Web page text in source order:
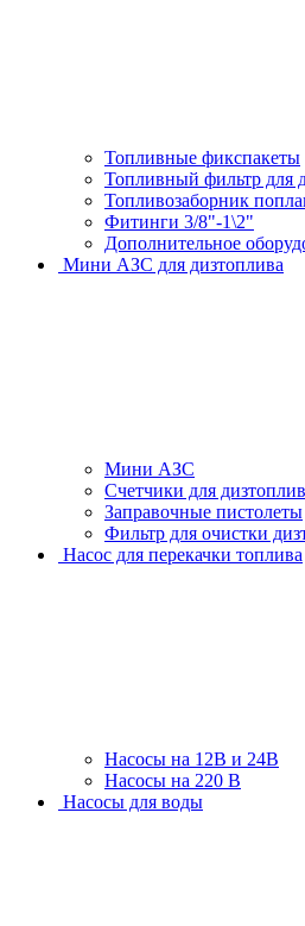
Топливные фикспакеты
Топливный фильтр для
Топливозаборник
Фитинги 3/8"-1\2"
Дополнительное
Мини АЗС для дизтоплива
Мини АЗС
Счетчики для
Заправочные пистолеты
Фильтр для очистки
Насос для перекачки топлива
Насосы на 12В и 24В
Насосы на 220 В
Насосы для воды